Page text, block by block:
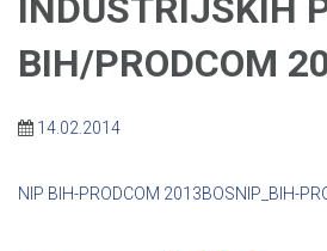
INDUSTRIJSKIH
BIH/PRODCOM
14.02.2014
NIP BIH-PRODCOM 2013BOSNIP_BIH-